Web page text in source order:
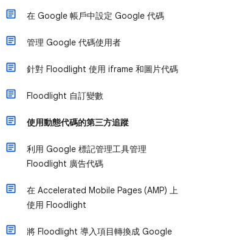
在 Google 帳戶中設定 Google 代碼
管理 Google 代碼使用者
針對 Floodlight 使用 iframe 和圖片代碼
Floodlight 自訂變數
使用動態代碼的第三方追蹤
利用 Google 標記管理工具管理
Floodlight 廣告代碼
在 Accelerated Mobile Pages (AMP) 上
使用 Floodlight
將 Floodlight 導入項目轉換成 Google